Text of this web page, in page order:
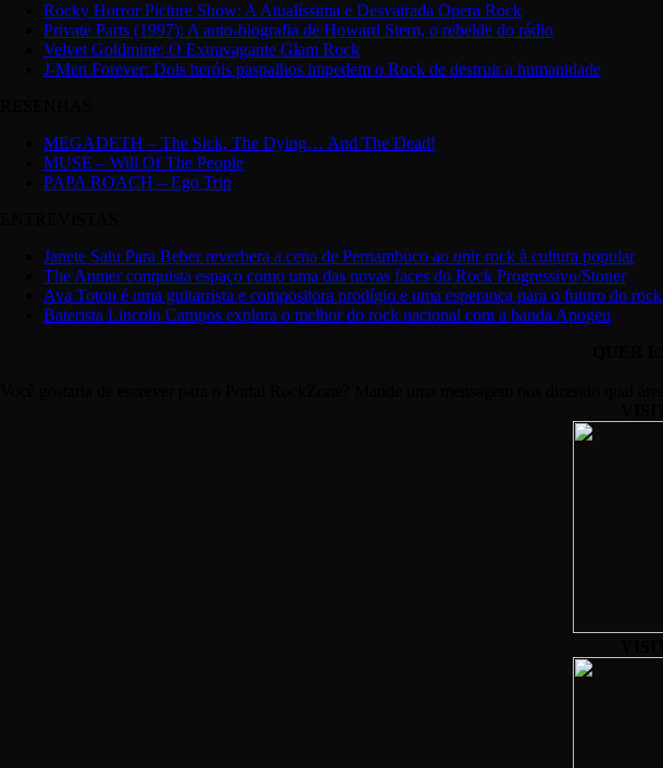
Rocky Horror Picture Show: A Atualíssima e Desvairada Opera Rock
Private Parts (1997): A auto-biografia de Howard Stern, o rebelde do rádio
Velvet Goldmine: O Extravagante Glam Rock
J-Men Forever: Dois heróis paspalhos impedem o Rock de destruir a humanidade
MEGADETH – The Sick, The Dying… And The Dead!
MUSE – Will Of The People
PAPA ROACH – Ego Trip
Janete Saiu Para Beber reverbera a cena de Pernambuco ao unir rock à cultura popular
The Anmer conquista espaço como uma das novas faces do Rock Progressivo/Stoner
Ava Toton é uma guitarrista e compositora prodígio e uma esperança para o futuro do rock
Baterista Lincoln Campos explora o melhor do rock nacional com a banda Apogeu